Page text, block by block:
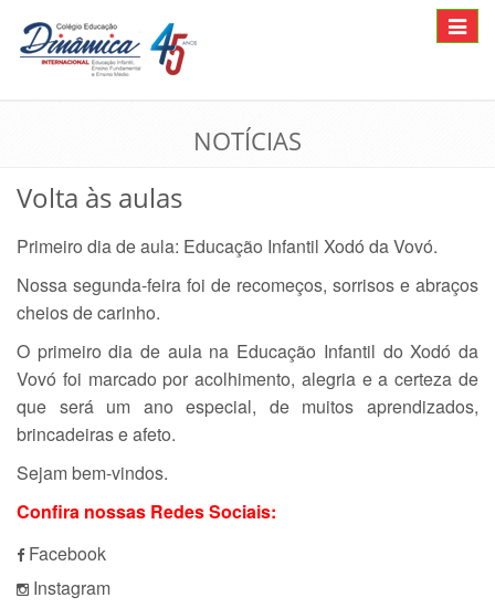
Toggle
NOTÍCIAS
Volta às aulas
Primeiro dia de aula: Educação Infantil Xodó da Vovó.
Nossa segunda-feira foi de recomeços, sorrisos e abraços
cheios de carinho.
O primeiro dia de aula na Educação Infantil do Xodó da
Vovó foi marcado por acolhimento, alegria e a certeza de
que será um ano especial, de muitos aprendizados,
brincadeiras e afeto.
Sejam bem-vindos.
Confira nossas Redes Sociais:
Facebook
Instagram